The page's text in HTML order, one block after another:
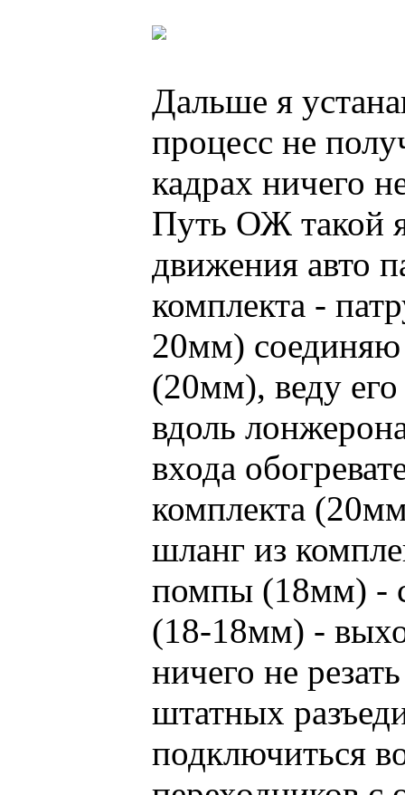
Дальше я
процесс не
кадрах ничего
Путь ОЖ такой
движения авто
комплекта -
20мм) соединяю
(20мм), веду
вдоль
входа
комплекта
шланг из
помпы (18мм) -
(18-18мм) -
ничего не
штатных
подключиться